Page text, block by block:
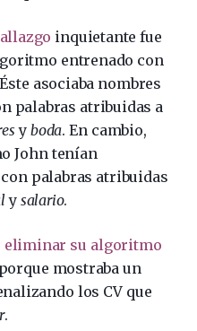
inquietante fue
entrenado con
asociaba nombres
palabras atribuidas a
yboda. En cambio,
John tenían
palabras atribuidas
y salario.
eliminar su algoritmo
mostraba un
los CV que
.